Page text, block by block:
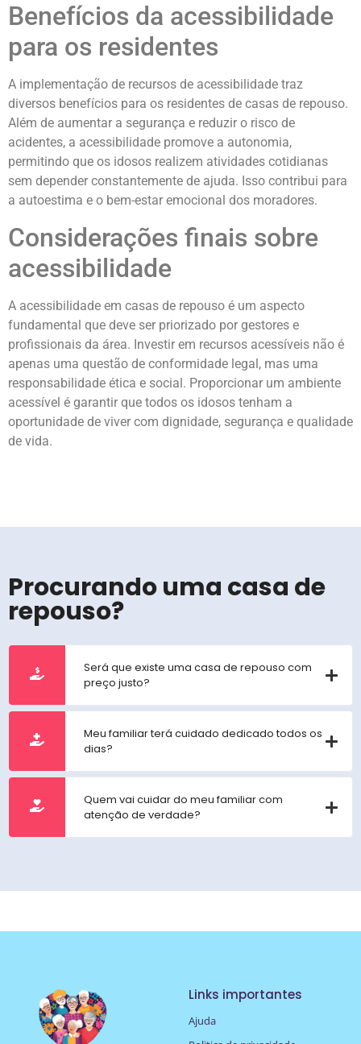
Benefícios da acessibilidade
para os residentes
A implementação de recursos de acessibilidade traz
diversos benefícios para os residentes de casas de repouso.
Além de aumentar a segurança e reduzir o risco de
acidentes, a acessibilidade promove a autonomia,
permitindo que os idosos realizem atividades cotidianas
sem depender constantemente de ajuda. Isso contribui para
a autoestima e o bem-estar emocional dos moradores.
Considerações finais sobre
acessibilidade
A acessibilidade em casas de repouso é um aspecto
fundamental que deve ser priorizado por gestores e
profissionais da área. Investir em recursos acessíveis não é
apenas uma questão de conformidade legal, mas uma
responsabilidade ética e social. Proporcionar um ambiente
acessível é garantir que todos os idosos tenham a
oportunidade de viver com dignidade, segurança e qualidade
de vida.
Procurando uma casa de
repouso?
Será que existe uma casa de repouso com
preço justo?
Meu familiar terá cuidado dedicado todos os
dias?
Quem vai cuidar do meu familiar com
atenção de verdade?
Links importantes
Ajuda